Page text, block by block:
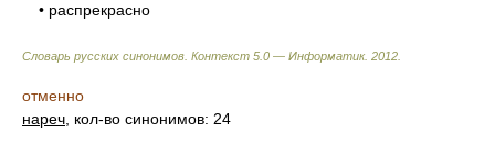
• распрекрасно
Словарь русских синонимов. Контекст 5.0 — Информатик. 2012
отменно
нареч , кол-во синонимов: 24